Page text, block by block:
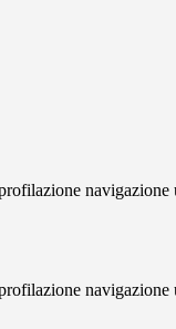
navigazione
navigazione